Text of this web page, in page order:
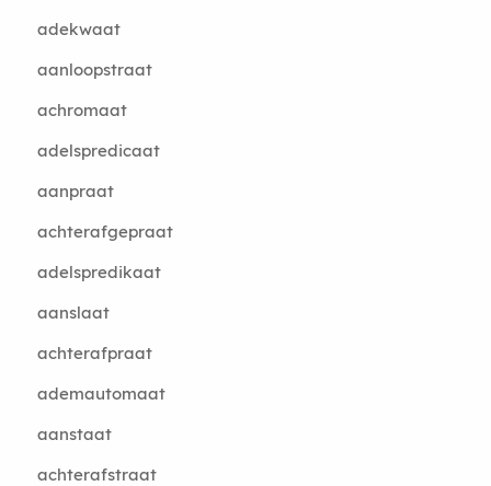
adekwaat
aanloopstraat
achromaat
adelspredicaat
aanpraat
achterafgepraat
adelspredikaat
aanslaat
achterafpraat
ademautomaat
aanstaat
achterafstraat